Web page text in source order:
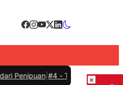
Memilih Sepatu Marathon yang
×